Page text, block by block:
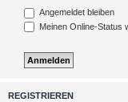
Angemeldet bleiben
Meinen Online-Status
REGISTRIEREN